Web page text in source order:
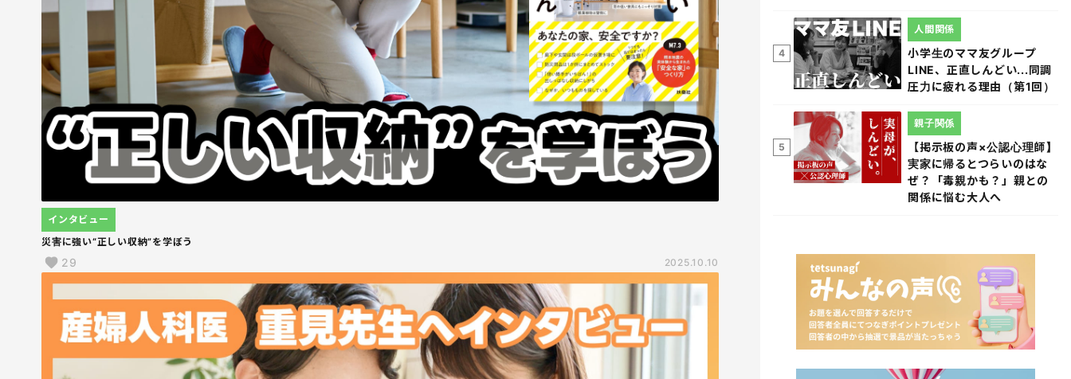
災害に強い“正しい収納”を学ぼう
インタビュー
29 2025.10.10
4
小学生のママ友グループ
LINE、正直しんどい...同調
圧力に疲れる理由（第1回）
人間関係
5
【掲示板の声×公認心理師】
実家に帰るとつらいのはな
ぜ？「毒親かも？」親との
関係に悩む大人へ
親子関係